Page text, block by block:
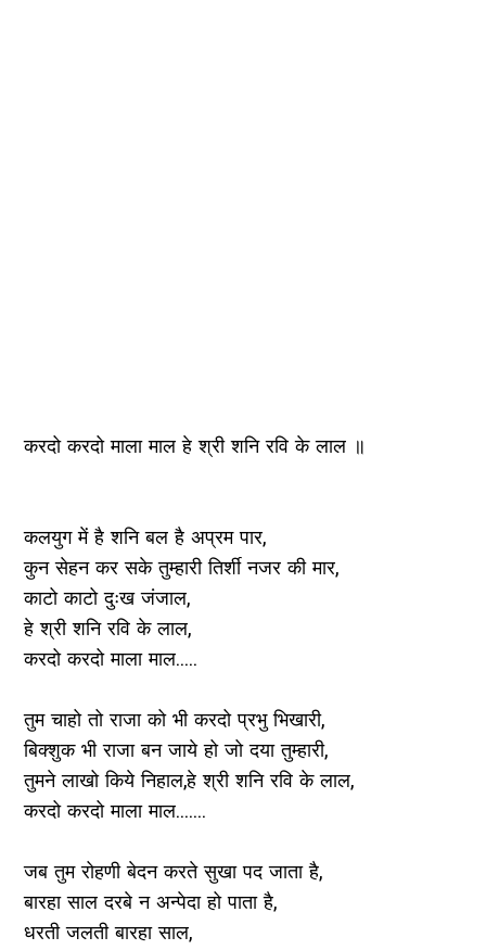
करदो करदो माला माल हे श्री शनि रवि के लाल ॥
कलयुग में है शनि बल है अप्रम पार,
कुन सेहन कर सके तुम्हारी तिर्शी नजर की मार,
काटो काटो दुःख जंजाल,
हे श्री शनि रवि के लाल,
करदो करदो माला माल.....
तुम चाहो तो राजा को भी करदो प्रभु भिखारी,
बिक्शुक भी राजा बन जाये हो जो दया तुम्हारी,
तुमने लाखो किये निहाल,हे श्री शनि रवि के लाल,
करदो करदो माला माल.......
जब तुम रोहणी बेदन करते सुखा पद जाता है,
बारहा साल दरबे न अन्पेदा हो पाता है,
धरती जलती बारहा साल,